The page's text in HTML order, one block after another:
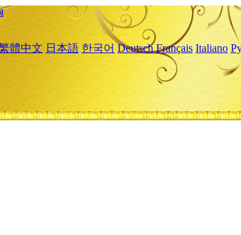
體中文 日本語 한국어 Deutsch Français Italiano